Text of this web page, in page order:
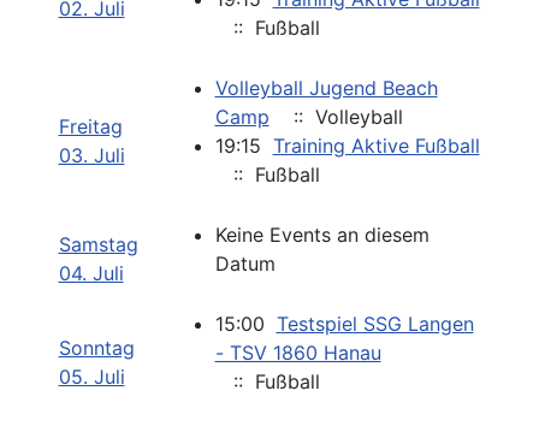
02. Juli
:: Fußball
Freitag
03. Juli
Volleyball Jugend Beach
Camp
:: Volleyball
19:15 Training Aktive Fußball
:: Fußball
Samstag
04. Juli
Keine Events an diesem
Datum
Sonntag
05. Juli
15:00 Testspiel SSG Langen
- TSV 1860 Hanau
:: Fußball